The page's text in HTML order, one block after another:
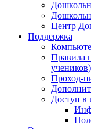
Центр
Поддержка
Правила
учеников)
Проход-
Доступ в